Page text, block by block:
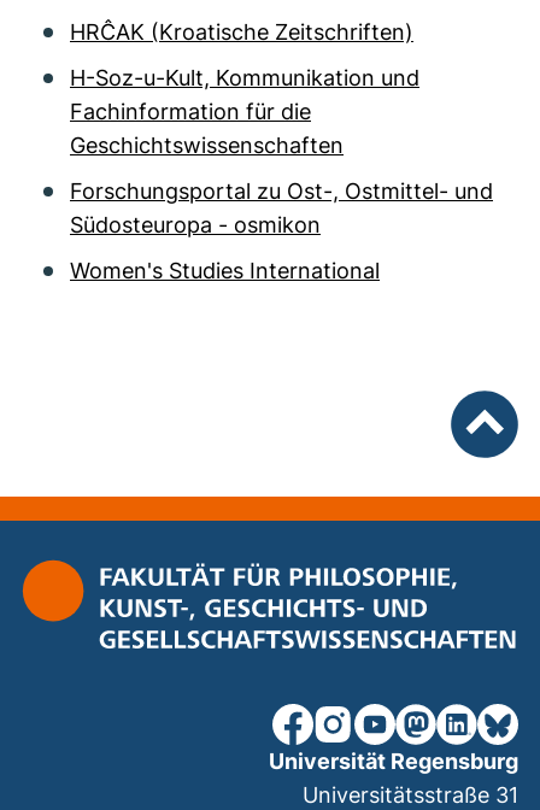
HRĈAK (Kroatische Zeitschriften)
H-Soz-u-Kult, Kommunikation und
Fachinformation für die
Geschichtswissenschaften
Forschungsportal zu Ost-, Ostmittel- und
Südosteuropa - osmikon
Women's Studies International
unsere Facebook-Seite
unsere Instagram-
unsere YouTube-
unsereunsere
Universität Regensburg
Universitätsstraße 31